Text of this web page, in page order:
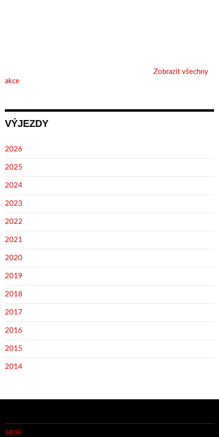
Zobrazit všechny
akce
VÝJEZDY
2026
2025
2024
2023
2022
2021
2020
2019
2018
2017
2016
2015
2014
SBOR